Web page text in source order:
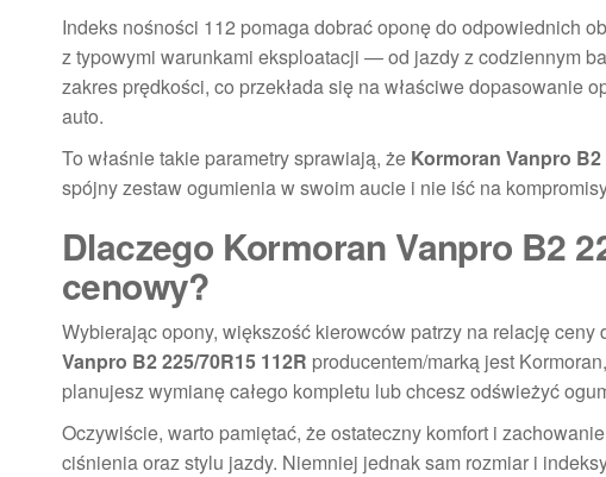
Indeks nośności 112 pomaga dobrać oponę do odpowiednich
z typowymi warunkami eksploatacji — od jazdy z codziennym
zakres prędkości, co przekłada się na właściwe dopasowanie
auto.
To właśnie takie parametry sprawiają, że Kormoran Vanpro B2
spójny zestaw ogumienia w swoim aucie i nie iść na
Dlaczego Kormoran Vanpro B2
cenowy?
Wybierając opony, większość kierowców patrzy na relację
Vanpro B2 225/70R15 112R producentem/marką jest
planujesz wymianę całego kompletu lub chcesz odświeżyć
Oczywiście, warto pamiętać, że ostateczny komfort i
ciśnienia oraz stylu jazdy. Niemniej jednak sam rozmiar i